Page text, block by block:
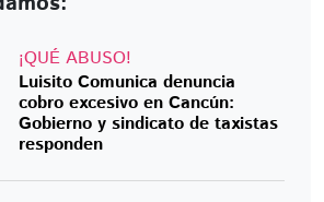
¡QUÉ ABUSO!
Luisito Comunica denuncia
cobro excesivo en Cancún:
Gobierno y sindicato de taxistas
responden